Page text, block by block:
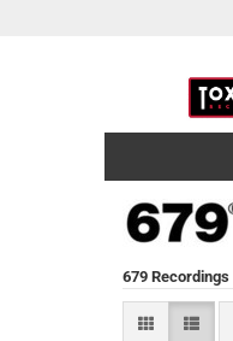
679 Recordings